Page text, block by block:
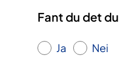
Fant du det
Ja Nei